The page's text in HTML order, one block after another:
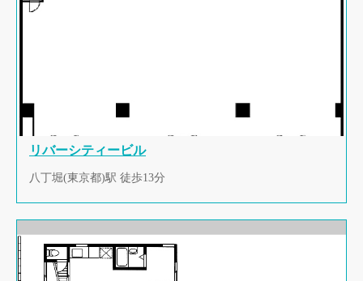
リバーシティービル
八丁堀(東京都)駅 徒歩13分